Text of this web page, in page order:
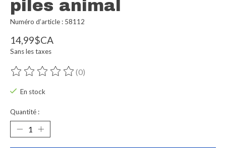
piles animal
Numéro d’article : 58112
14,99$CA
Sans les taxes
Ce produit est évalué à
(0)
En stock
Quantité :